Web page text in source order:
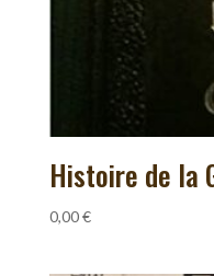
Histoire de la
0,00€